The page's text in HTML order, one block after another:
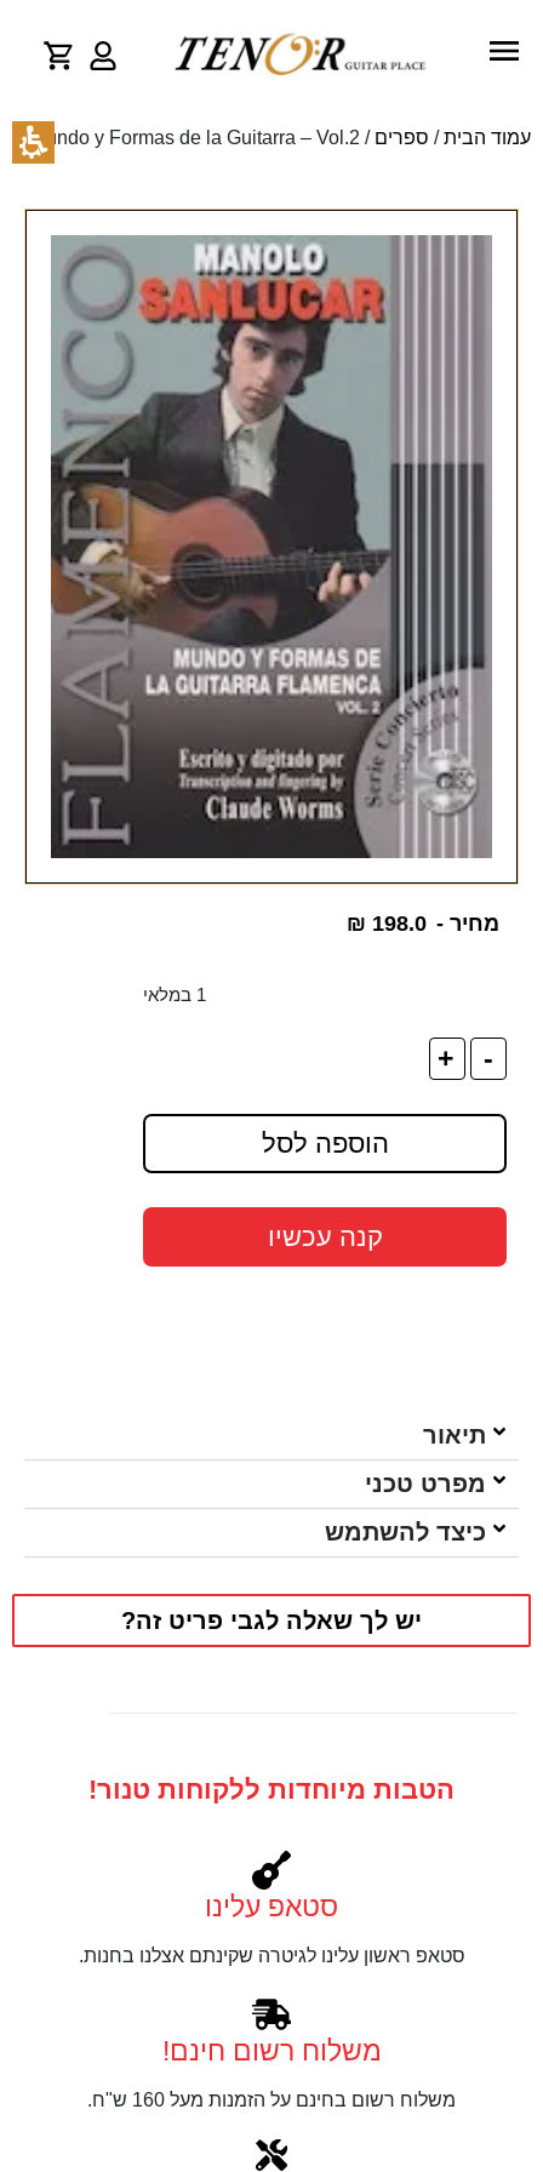
עמוד הבית/ ספרים / Mundo y Formas de la Guitarra – Vol.2
מחיר - ₪ 198.0
1 במלאי
-
+
הוספה לסל
קנה עכשיו
תיאור
מפרט טכני
כיצד להשתמש
יש לך שאלה לגבי פריט זה?
הטבות מיוחדות ללקוחות טנור!
סטאפ עלינו
סטאפ ראשון עלינו לגיטרה שקינתם אצלנו בחנות.
משלוח רשום חינם!
משלוח רשום בחינם על הזמנות מעל 160 ש"ח.